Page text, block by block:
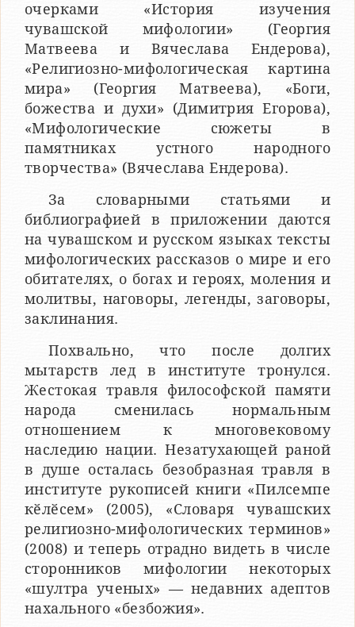
очерками «История изучения
чувашской мифологии» (Георгия
Матвеева и Вячеслава Ендерова),
«Религиозно-мифологическая картина
мира» (Георгия Матвеева), «Боги,
божества и духи» (Димитрия Егорова),
«Мифологические сюжеты в
памятниках устного народного
творчества» (Вячеслава Ендерова).
За словарными статьями и
библиографией в приложении даются
на чувашском и русском языках тексты
мифологических рассказов о мире и его
обитателях, о богах и героях, моления и
молитвы, наговоры, легенды, заговоры,
заклинания.
Похвально, что после долгих
мытарств лед в институте тронулся.
Жестокая травля философской памяти
народа сменилась нормальным
отношением к многовековому
наследию нации. Незатухающей раной
в душе осталась безобразная травля в
институте рукописей книги «Пилсемпе
кӗлӗсем» (2005), «Словаря чувашских
религиозно-мифологических терминов»
(2008) и теперь отрадно видеть в числе
сторонников мифологии некоторых
«шултра ученых» — недавних адептов
нахального «безбожия».